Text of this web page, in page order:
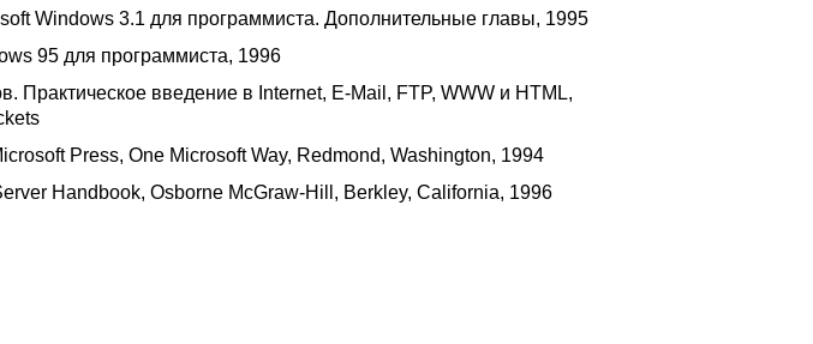
Windows 3.1 для программиста. Дополнительные главы, 1995
95 для программиста, 1996
Практическое введение в Internet, E-Mail, FTP, WWW и HTML,
Press, One Microsoft Way, Redmond, Washington, 1994
Handbook, Osborne McGraw-Hill, Berkley, California, 1996